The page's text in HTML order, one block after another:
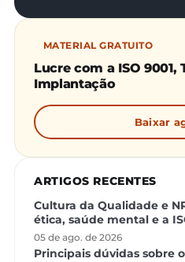
MATERIAL GRATUITO
Lucre com a ISO 9001,
Implantação
Baixar
ARTIGOS RECENTES
Cultura da Qualidade e
ética, saúde mental e a
05 de ago. de 2026
Principais dúvidas sobre o